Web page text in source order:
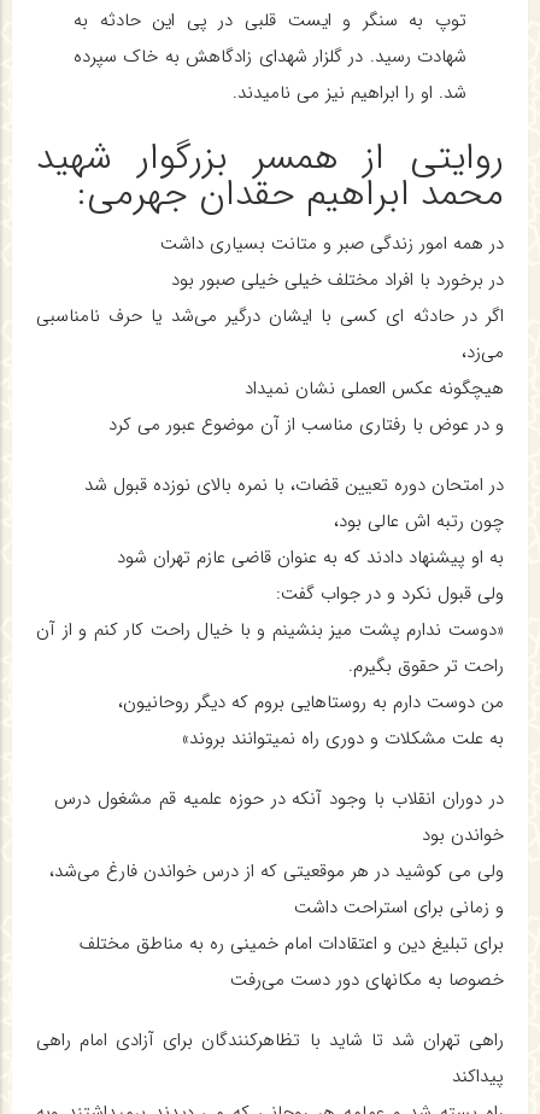
توپ به سنگر و ایست قلبی در پی این حادثه به
شهادت رسید. در گلزار شهدای زادگاهش به خاک سپرده
شد. او را ابراهیم نیز می نامیدند.
روایتی از همسر بزرگوار شهید
محمد ابراهیم حقدان جهرمی:
در همه امور زندگی صبر و متانت بسیاری داشت
در برخورد با افراد مختلف خیلی خیلی صبور بود
اگر در حادثه ای کسی با ایشان درگیر می‌شد یا حرف نامناسبی
می‌زد،
هیچگونه عکس العملی نشان نمیداد
و در عوض با رفتاری مناسب از آن موضوع عبور می کرد
در امتحان دوره تعیین قضات، با نمره بالای نوزده قبول شد
چون رتبه اش عالی بود،
به او پیشنهاد دادند که به عنوان قاضی عازم تهران شود
ولی قبول نکرد و در جواب گفت:
«دوست ندارم پشت میز بنشینم و با خیال راحت کار کنم و از آن
راحت تر حقوق بگیرم.
من دوست دارم به روستاهایی بروم که دیگر روحانیون،
به علت مشکلات و دوری راه نمیتوانند بروند»
در دوران انقلاب با وجود آنکه در حوزه علمیه قم مشغول درس
خواندن بود
ولی می کوشید در هر موقعیتی که از درس خواندن فارغ می‌شد،
و زمانی برای استراحت داشت
برای تبلیغ دین و اعتقادات امام خمینی ره به مناطق مختلف
خصوصا به مکانهای دور دست می‌رفت
راهی تهران شد تا شاید با تظاهرکنندگان برای آزادی امام راهی
پیداکند